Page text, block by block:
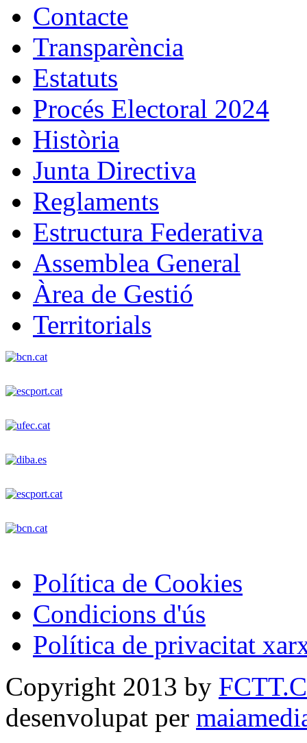
Contacte
Transparència
Estatuts
Procés Electoral 2024
Història
Junta Directiva
Reglaments
Estructura Federativa
Assemblea General
Àrea de Gestió
Territorials
Política de Cookies
Condicions d'ús
Política de privacitat
Copyright 2013 by
desenvolupat per